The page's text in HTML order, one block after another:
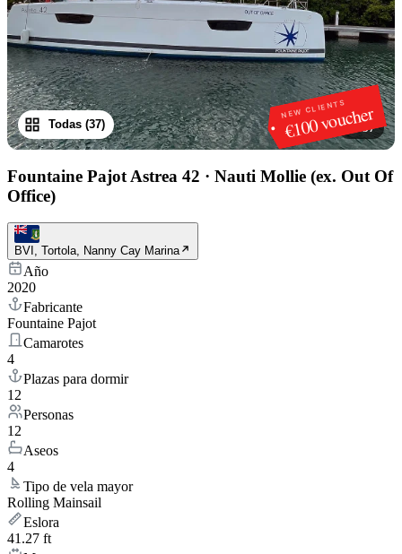
NEW CLIENTS
€100 voucher
1/37
Todas (37)
Fountaine Pajot Astrea 42 · Nauti Mollie (ex. Out Of
Office)
BVI, Tortola, Nanny Cay Marina
Año
2020
Fabricante
Fountaine Pajot
Camarotes
4
Plazas para dormir
12
Personas
12
Aseos
4
Tipo de vela mayor
Rolling Mainsail
Eslora
41.27 ft